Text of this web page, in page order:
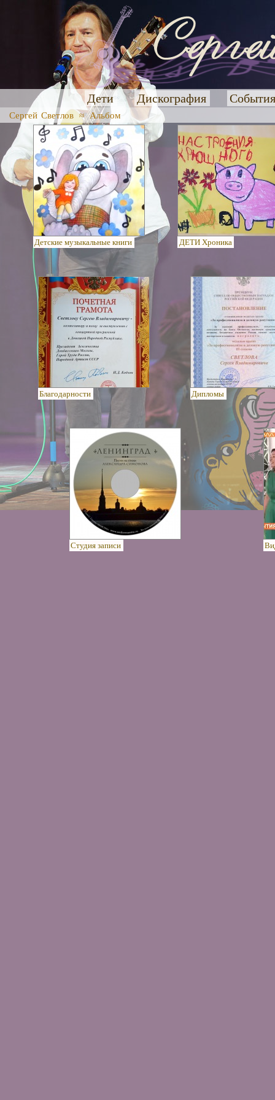
Дети Дискография
Сергей Светлов ≈Альбом
Детские музыкальные книги ДЕТИ Хроника
Благодарности Дипломы
Студия записи